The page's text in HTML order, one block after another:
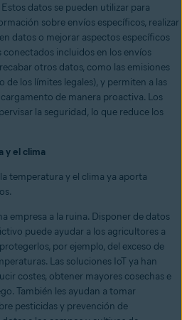
datos se pueden utilizar para
sobre envíos específicos, realizar
datos o mejorar aspectos específicos
conectados incluidos en los envíos
otros datos, como las emisiones
los límites legales), y permiten a las
de manera proactiva. Los
la seguridad, lo que reduce los
y el clima
temperatura y el clima ya aporta
empresa a la ruina. Disponer de datos
puede ayudar a los agricultores a
por ejemplo, del exceso de
Las soluciones IoT ya han
costes, obtener mayores cosechas e
También les ayudan a tomar
pesticidas y prevención de